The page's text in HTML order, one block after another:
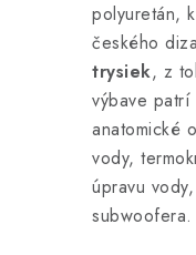
polyuretán,
českého
trysiek, z
výbave
anatomické
vody,
úpravu
subwoofera.